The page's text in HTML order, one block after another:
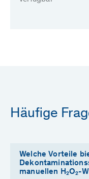
Häufige
Welche Vorteile
manuellen H₂O₂-